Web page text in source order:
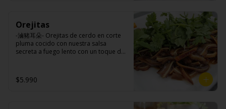
Orejitas
-滷豬耳朵- Orejitas de cerdo en corte
pluma cocido con nuestra salsa
secreta a fuego lento con un toque de
$5.990